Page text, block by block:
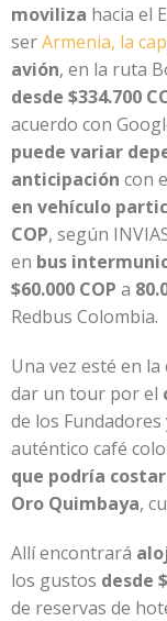
moviliza hacia el
serArmenia, la
avión, en la ruta
desde $334.700
acuerdo con
puede variar
anticipación con
en vehículo
COP, según
en bus
$60.000 COP a
Redbus Colombia.
Una vez esté en
dar un tour por el
de los
auténtico café
que podría costar
Oro Quimbaya,
Allí encontrará
los gustos desde
de reservas de